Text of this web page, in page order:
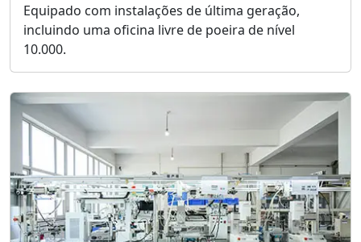
Equipado com instalações de última geração,
incluindo uma oficina livre de poeira de nível
10.000.